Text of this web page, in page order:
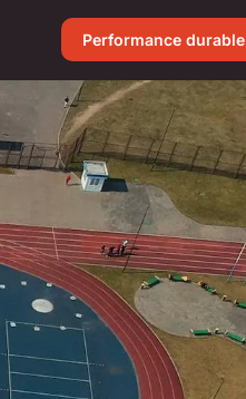
Performance